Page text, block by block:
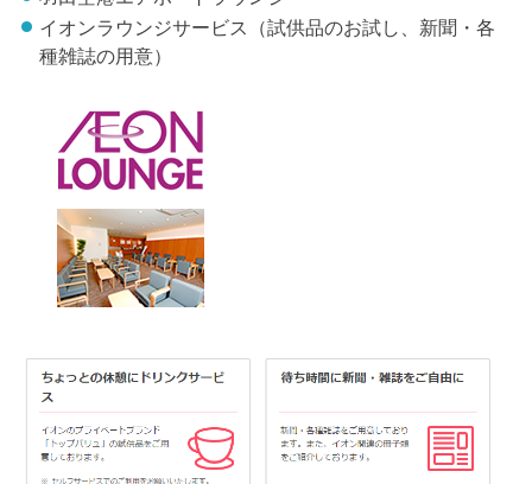
イオンラウンジサービス（試供品のお試し、新聞・各
種雑誌の用意）